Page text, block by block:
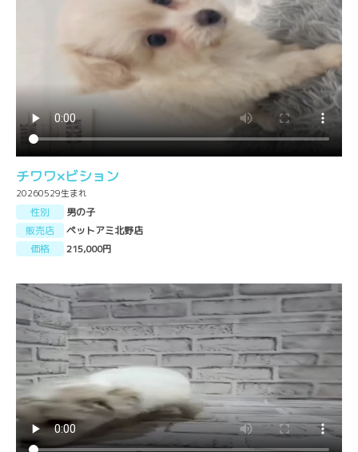
チワワ×ビション
20260529生まれ
性別
男の子
販売店
ペットアミ北野店
価格
215,000円